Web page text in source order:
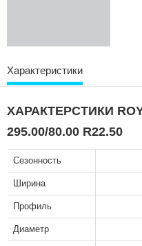
Характеристики
ХАРАКТЕРСТИКИ
295.00/80.00 R22.50
Сезонность
Ширина
Профиль
Диаметр